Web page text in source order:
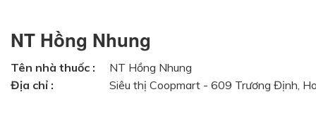
NT Hồng Nhung
Tên nhà thuốc :
NT Hồng Nhung
Địa chỉ :
Siêu thị Coopmart - 609 Trương Định,